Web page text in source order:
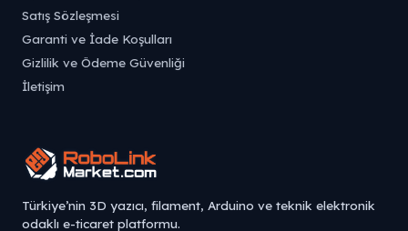
Satış Sözleşmesi
Garanti ve İade Koşulları
Gizlilik ve Ödeme Güvenliği
İletişim
Türkiye’nin 3D yazıcı, filament, Arduino ve teknik elektronik
odaklı e-ticaret platformu.